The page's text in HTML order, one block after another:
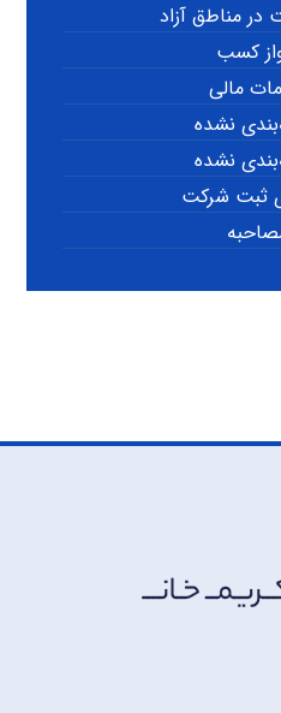
مناطق آزاد
کسب
مالی
نشده
نشده
ثبت شرکت